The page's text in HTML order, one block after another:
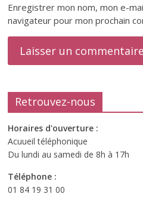
Enregistrer mon nom, mon e-
navigateur pour mon prochain
Retrouvez-nous
Horaires d'ouverture :
Acuueil téléphonique
Du lundi au samedi de 8h à 17h
Téléphone :
01 84 19 31 00